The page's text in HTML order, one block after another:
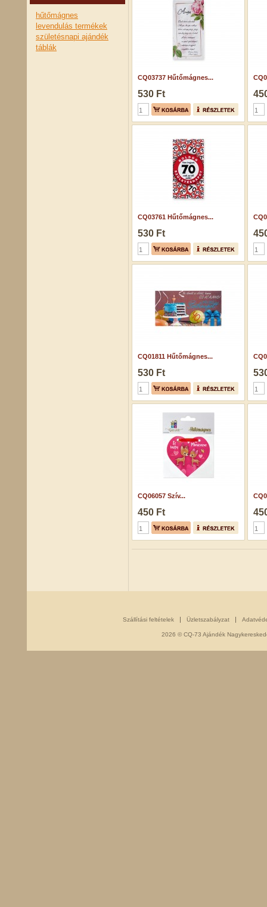
hűtőmágnes
levendulás termékek
születésnapi ajándék
táblák
CQ03737 Hűtőmágnes...
530 Ft
CQ03761 Hűtőmágnes...
530 Ft
CQ01811 Hűtőmágnes...
530 Ft
CQ06057 Szív...
450 Ft
Szállítási feltételek Üzletszabályzat
2026 © CQ-73 Ajándék